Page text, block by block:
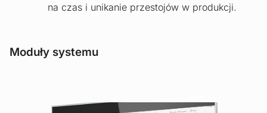
na czas i unikanie przestojów w produkcji.
Moduły systemu